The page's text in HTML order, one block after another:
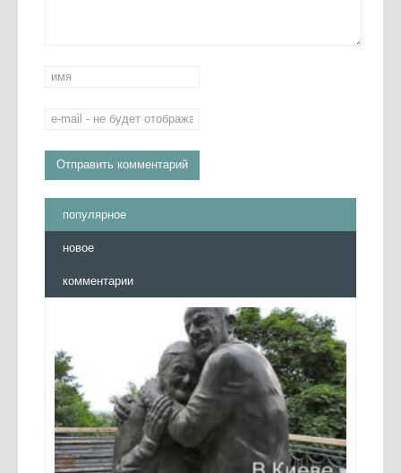
популярное
новое
комментарии